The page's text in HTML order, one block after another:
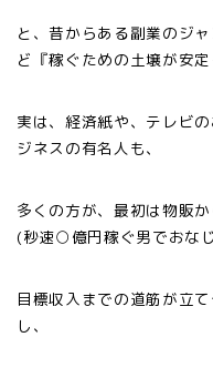
と、昔からある副業のジ
ど『稼ぐための土壌が安
実は、経済紙や、テレビ
ジネスの有名人も、
多くの方が、最初は物販
(秒速○億円稼ぐ男でおな
目標収入までの道筋が立
し、